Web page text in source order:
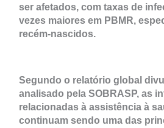
ser afetados, com taxas de
vezes maiores em PBMR,
recém-nascidos.
Segundo o relatório global
analisado pela SOBRASP, as
relacionadas à assistência à
continuam sendo uma das